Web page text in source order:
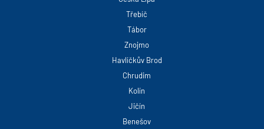
Třebíč
Tábor
Znojmo
Havlíčkův Brod
Chrudim
Kolín
Jičín
Benešov